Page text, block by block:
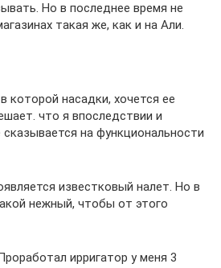
Но в последнее время не
такая же, как и на Али.
которой насадки, хочется ее
что я впоследствии и
сказывается на функциональности
известковый налет. Но в
нежный, чтобы от этого
ирригатор у меня 3